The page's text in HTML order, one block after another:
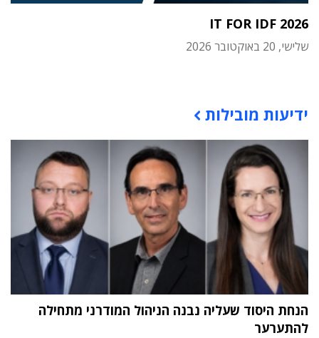
IT FOR IDF 2026
שלישי, 20 באוקטובר 2026
ידיעות מובילות
הנחת היסוד שעליה נבנה הניהול המודרני מתחילה
להתערער